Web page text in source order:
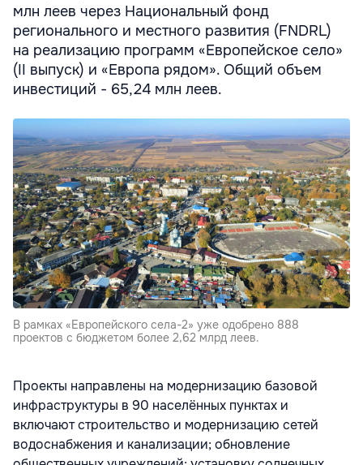
млн леев через Национальный фонд
регионального и местного развития (FNDRL)
на реализацию программ «Европейское село»
(II выпуск) и «Европа рядом». Общий объем
инвестиций - 65,24 млн леев.
В рамках «Европейского села-2» уже одобрено 888
проектов с бюджетом более 2,62 млрд леев.
Проекты направлены на модернизацию базовой
инфраструктуры в 90 населённых пунктах и
включают строительство и модернизацию сетей
водоснабжения и канализации; обновление